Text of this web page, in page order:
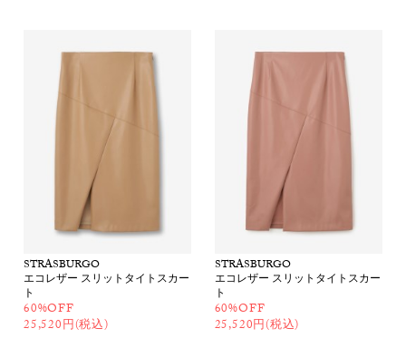
STRASBURGO
エコレザー スリットタイトスカー
ト
60%OFF
25,520円(税込)
STRASBURGO
エコレザー スリットタイトスカー
ト
60%OFF
25,520円(税込)